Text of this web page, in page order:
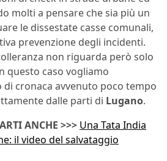
molti a pensare che sia più un
le dissestate casse comunali,
prevenzione degli incidenti.
non riguarda però solo
questo caso vogliamo
cronaca avvenuto poco tempo
dalle parti di Lugano.
ANCHE >>> Una Tata India
il video del salvataggio